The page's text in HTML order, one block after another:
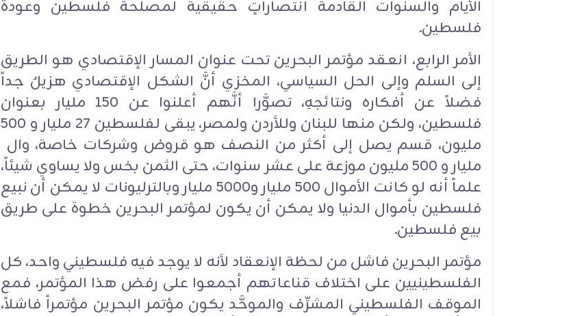
الأيام والسنوات القادمة انتصاراتٍ حقيقية لمصلحة فلسطين وعودة
فلسطين.
الأمر الرابع، انعقد مؤتمر البحرين تحت عنوان المسار الإقتصادي هو الطريق
إلى السلم وإلى الحل السياسي، المخزي أنَّ الشكل الإقتصادي هزيلٌ جداً
فضلاً عن أفكاره ونتائجهِ، تصوَّرا أنَّهم أعلنوا عن ١٥٠ مليار بعنوان
فلسطين، ولكن منها للبنان وللأردن ولمصر، يبقى لفلسطين ٢٧ مليار و ٥٠٠
مليون، قسم يصل إلى أكثر من النصف هو قروض وشركات خاصة، وال
مليار و ٥٠٠ مليون موزعة على عشر سنوات، حتى الثمن بخس ولا يساوي شيئاً،
علماً أنه لو كانت الأموال ٥٠٠ مليار و٥٠٠٠ مليار وبالترليونات لا يمكن أن نبيع
فلسطين بأموال الدنيا ولا يمكن أن يكون لمؤتمر البحرين خطوة على طريق
بيع فلسطين.
مؤتمر البحرين فاشل من لحظة الإنعقاد لأنه لا يوجد فيه فلسطيني واحد، كل
الفلسطينيين على اختلاف قناعاتهم أجمعوا على رفض هذا المؤتمر، فمع
الموقف الفلسطيني المشرِّف والموحَّد يكون مؤتمر البحرين مؤتمراً فاشلاً،